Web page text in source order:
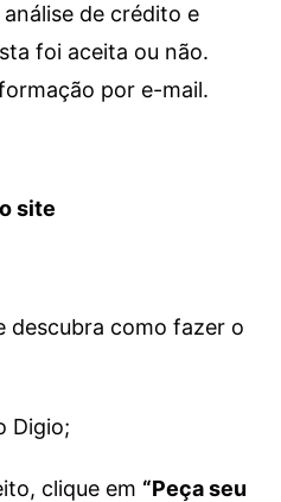
de crédito e
foi aceita ou não.
por e-mail.
site
descubra como fazer o
Digio;
clique em “Peça seu